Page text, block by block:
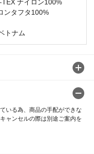
ナイロン100%
ンタフタ100%
トナム
いる為、商品の手配ができな
ャンセルの際は別途ご案内を